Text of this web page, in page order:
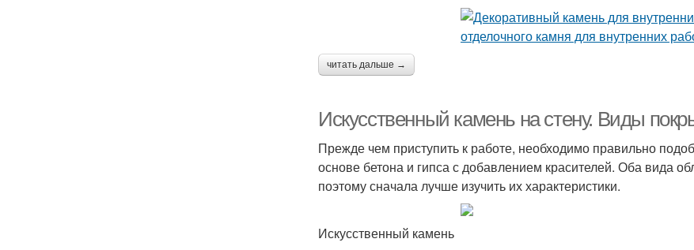
читать дальше →
Искусственный камень на стену. Виды
Прежде чем приступить к работе, необходимо правильно
основе бетона и гипса с добавлением красителей. Оба вида
поэтому сначала лучше изучить их характеристики.
Искусственный камень